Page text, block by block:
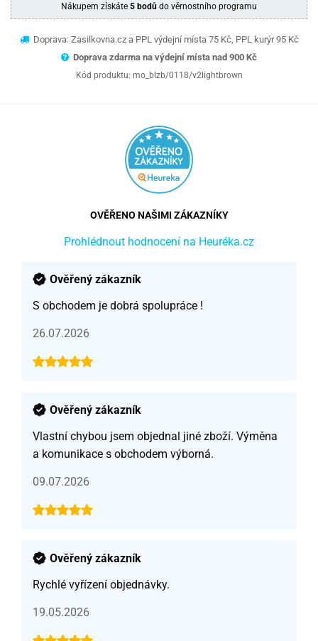
Nákupem získáte 5 bodů do věrnostního programu
Doprava: Zasilkovna.cz a PPL výdejní místa 75 Kč, PPL kurýr 95 Kč
Doprava zdarma na výdejní místa nad 900 Kč
Kód produktu: mo_blzb/0118/v2lightbrown
OVĚŘENO NAŠIMI ZÁKAZNÍKY
Prohlédnout hodnocení na Heuréka.cz
Ověřený zákazník
S obchodem je dobrá spolupráce !
26.07.2026
Ověřený zákazník
Vlastní chybou jsem objednal jiné zboží. Výměna
a komunikace s obchodem výborná.
09.07.2026
Ověřený zákazník
Rychlé vyřízení objednávky.
19.05.2026